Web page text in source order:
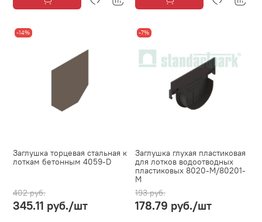
-14%
Заглушка торцевая стальная к
лоткам бетонным 4059-D
402 руб.
345.11 руб./шт
-7%
Заглушка глухая пластиковая
для лотков водоотводных
пластиковых 8020-М/80201-
М
193 руб.
178.79 руб./шт